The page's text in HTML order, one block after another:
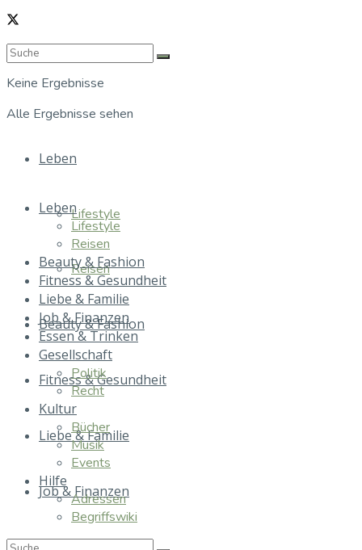
Keine Ergebnisse
Alle Ergebnisse sehen
Leben
Lifestyle
Reisen
Beauty & Fashion
Fitness & Gesundheit
Liebe & Familie
Job & Finanzen
Leben
Lifestyle
Reisen
Beauty & Fashion
Fitness & Gesundheit
Liebe & Familie
Job & Finanzen
Essen & Trinken
Gesellschaft
Politik
Recht
Kultur
Bücher
Musik
Events
Hilfe
Adressen
Begriffswiki